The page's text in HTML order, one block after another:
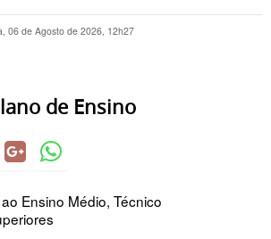
06 de Agosto de 2026, 12h27
de Ensino
Ensino Médio, Técnico